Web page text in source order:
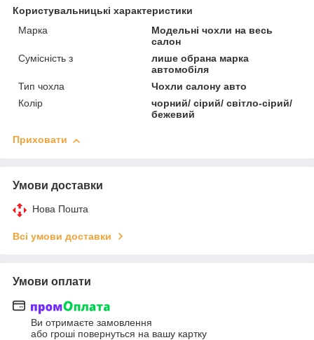
Користувальницькі характеристики
Марка
Модельні чохли на весь
салон
Сумісність з
лише обрана марка
автомобіля
Тип чохла
Чохли салону авто
Колір
чорний/ сірий/ світло-сірий/
бежевий
Приховати
Умови доставки
Нова Пошта
Всі умови доставки
Умови оплати
Ви отримаєте замовлення
або гроші повернуться на вашу картку